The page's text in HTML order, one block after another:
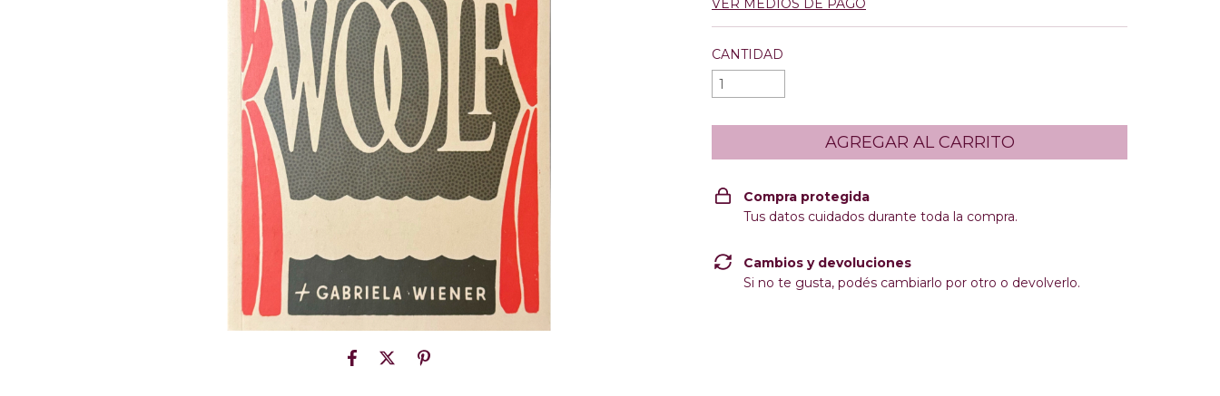
VER MEDIOS DE PAGO
CANTIDAD
Compra protegida
Tus datos cuidados durante toda la compra.
Cambios y devoluciones
Si no te gusta, podés cambiarlo por otro o devolverlo.